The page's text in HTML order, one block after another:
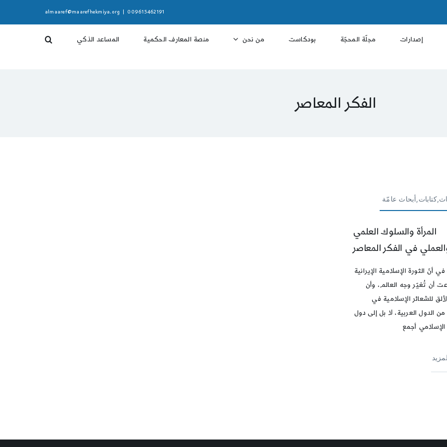
009615462191
almaaref@maarefhekmiya.org
إصدارات مجلّة المحجّة بودكاست من نحن منصة المعارف الحكمية المساعد الذكي
الفكر المعاصر
عامّة
المرأة والسلوك العلمي
في الفكر المعاصر
أنّ الثورة الإسلامية الإيرانية
أن تُغيّر وجه العالم، وأن
للشعائر الإسلامية في
من الدول العربية، لا بل إلى دول
الإسلامي أجمع